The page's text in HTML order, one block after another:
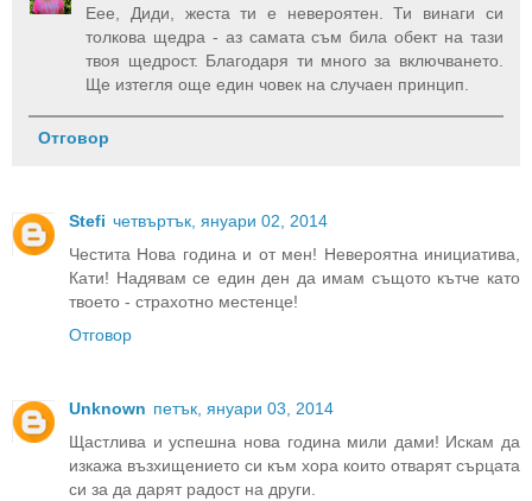
Еее, Диди, жеста ти е невероятен. Ти винаги си
толкова щедра - аз самата съм била обект на тази
твоя щедрост. Благодаря ти много за включването.
Ще изтегля още един човек на случаен принцип.
Отговор
Stefi четвъртък, януари 02, 2014
Честита Нова година и от мен! Невероятна инициатива,
Кати! Надявам се един ден да имам същото кътче като
твоето - страхотно местенце!
Отговор
Unknown петък, януари 03, 2014
Щастлива и успешна нова година мили дами! Искам да
изкажа възхищението си към хора които отварят сърцата
си за да дарят радост на други.